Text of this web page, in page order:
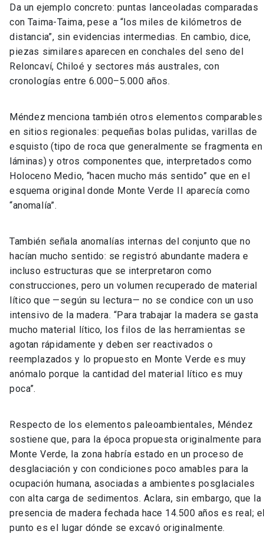
Da un ejemplo concreto: puntas lanceoladas comparadas
con Taima-Taima, pese a “los miles de kilómetros de
distancia”, sin evidencias intermedias. En cambio, dice,
piezas similares aparecen en conchales del seno del
Reloncaví, Chiloé y sectores más australes, con
cronologías entre 6.000–5.000 años.
Méndez menciona también otros elementos comparables
en sitios regionales: pequeñas bolas pulidas, varillas de
esquisto (tipo de roca que generalmente se fragmenta en
láminas) y otros componentes que, interpretados como
Holoceno Medio, “hacen mucho más sentido” que en el
esquema original donde Monte Verde II aparecía como
“anomalía”.
También señala anomalías internas del conjunto que no
hacían mucho sentido: se registró abundante madera e
incluso estructuras que se interpretaron como
construcciones, pero un volumen recuperado de material
lítico que —según su lectura— no se condice con un uso
intensivo de la madera. “Para trabajar la madera se gasta
mucho material lítico, los filos de las herramientas se
agotan rápidamente y deben ser reactivados o
reemplazados y lo propuesto en Monte Verde es muy
anómalo porque la cantidad del material lítico es muy
poca”.
Respecto de los elementos paleoambientales, Méndez
sostiene que, para la época propuesta originalmente para
Monte Verde, la zona habría estado en un proceso de
desglaciación y con condiciones poco amables para la
ocupación humana, asociadas a ambientes posglaciales
con alta carga de sedimentos. Aclara, sin embargo, que la
presencia de madera fechada hace 14.500 años es real;
punto es el lugar dónde se excavó originalmente.